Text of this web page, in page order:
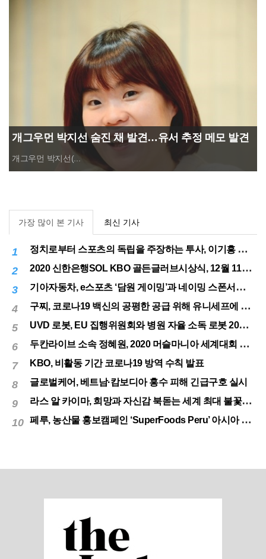
개그우먼 박지선 숨진 채 발견…유서 추정 메모 발견
개그우먼 박지선(...
가장 많이 본 기사 최신 기사
1 정치로부터 스포츠의 독립을 주장하는 투사, 이기흥 대한체육회장 연임 성공
2 2020 신한은행SOL KBO 골든글러브시상식, 12월 11일(금) 시행
3 기아자동차, e스포츠 ‘담원 게이밍’과 네이밍 스폰서십 체결
4 구찌, 코로나19 백신의 공평한 공급 위해 유니세프에 50만달러 기부
5 UVD 로봇, EU 집행위원회와 병원 자율 소독 로봇 200대 공급 계약
6 두칸라이브 소속 정혜원, 2020 머슬마니아 세계대회 우승
7 KBO, 비활동 기간 코로나19 방역 수칙 발표
8 글로벌케어, 베트남·캄보디아 홍수 피해 긴급구호 실시
9 라스 알 카이마, 희망과 자신감 북돋는 세계 최대 불꽃놀이
10 페루, 농산물 홍보캠페인 ‘SuperFoods Peru’ 아시아 진출개척